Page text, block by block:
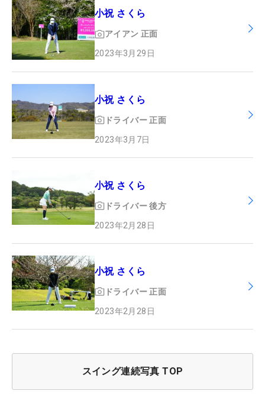
小祝 さくら
アイアン 正面
2023年3月29日
小祝 さくら
ドライバー 正面
2023年3月7日
小祝 さくら
ドライバー 後方
2023年2月28日
小祝 さくら
ドライバー 正面
2023年2月28日
スイング連続写真 TOP